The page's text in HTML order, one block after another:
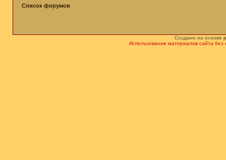
Список форумов
Создано на основе
Использование материалов сайта